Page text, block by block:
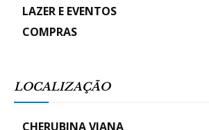
LAZER E EVENTOS
COMPRAS
LOCALIZAÇÃO
CHERUBINA VIANA